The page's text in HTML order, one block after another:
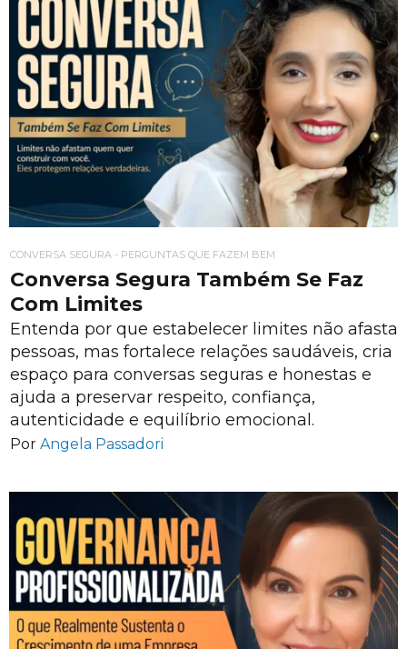
CONVERSA SEGURA - PERGUNTAS QUE FAZEM BEM
Conversa Segura Também Se Faz
Com Limites
Entenda por que estabelecer limites não afasta
pessoas, mas fortalece relações saudáveis, cria
espaço para conversas seguras e honestas e
ajuda a preservar respeito, confiança,
autenticidade e equilíbrio emocional.
Por Angela Passadori